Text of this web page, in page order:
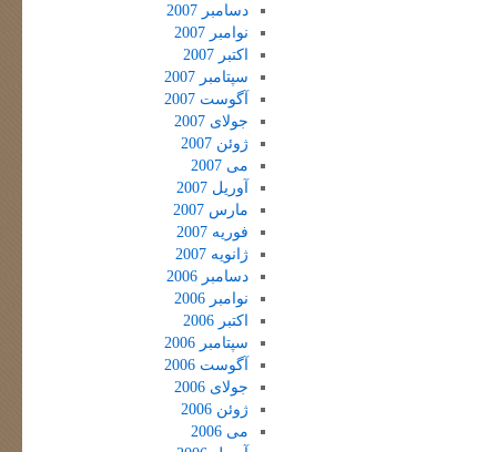
دسامبر 2007
نوامبر 2007
اکتبر 2007
سپتامبر 2007
آگوست 2007
جولای 2007
ژوئن 2007
می 2007
آوریل 2007
مارس 2007
فوریه 2007
ژانویه 2007
دسامبر 2006
نوامبر 2006
اکتبر 2006
سپتامبر 2006
آگوست 2006
جولای 2006
ژوئن 2006
می 2006